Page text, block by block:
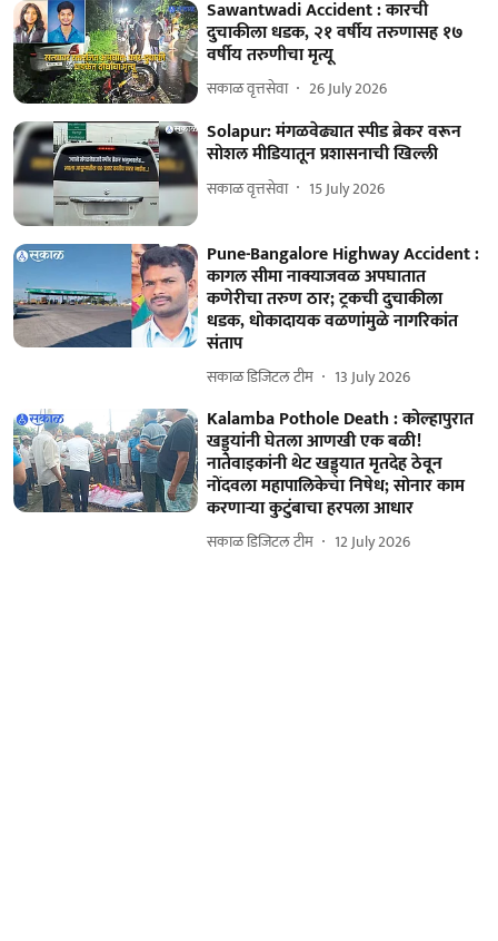
Sawantwadi Accident : कारची
दुचाकीला धडक, २१ वर्षीय तरुणासह १७
वर्षीय तरुणीचा मृत्यू
सकाळ वृत्तसेवा 26 July 2026
Solapur: मंगळवेढ्यात स्पीड ब्रेकर वरून
सोशल मीडियातून प्रशासनाची खिल्ली
सकाळ वृत्तसेवा 15 July 2026
Pune-Bangalore Highway Accident :
कागल सीमा नाक्याजवळ अपघातात
कणेरीचा तरुण ठार; ट्रकची दुचाकीला
धडक, धोकादायक वळणांमुळे नागरिकांत
संताप
सकाळ डिजिटल टीम 13 July 2026
Kalamba Pothole Death : कोल्हापुरात
खड्ड्यांनी घेतला आणखी एक बळी!
नातेवाइकांनी थेट खड्ड्यात मृतदेह ठेवून
नोंदवला महापालिकेचा निषेध; सोनार काम
करणाऱ्या कुटुंबाचा हरपला आधार
सकाळ डिजिटल टीम 12 July 2026